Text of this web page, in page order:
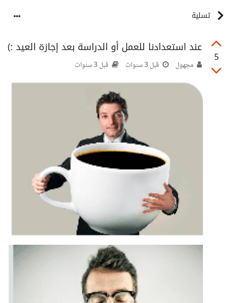
تسلية
5
عند استعدادنا للعمل أو الدراسة بعد إجازة العيد :)
مجهول قبل 3 سنوات قبل 3 سنوات